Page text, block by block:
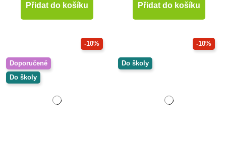
Přidat do košíku Přidat do košíku
-10%
Doporučené
Do školy
-10%
Do školy